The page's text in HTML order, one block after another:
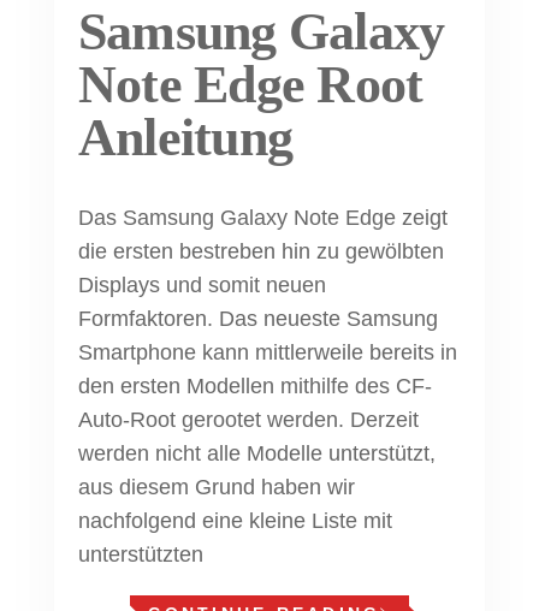
Samsung Galaxy
Note Edge Root
Anleitung
Das Samsung Galaxy Note Edge zeigt
die ersten bestreben hin zu gewölbten
Displays und somit neuen
Formfaktoren. Das neueste Samsung
Smartphone kann mittlerweile bereits in
den ersten Modellen mithilfe des CF-
Auto-Root gerootet werden. Derzeit
werden nicht alle Modelle unterstützt,
aus diesem Grund haben wir
nachfolgend eine kleine Liste mit
unterstützten